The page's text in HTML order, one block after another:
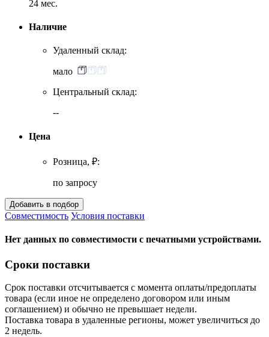
24 мес.
Наличие
Удаленный склад:
мало
Центральный склад:
--
Цена
Розница, ₽:
по запросу
Совместимость Условия поставки
Нет данных по совместимости с печатными устройствами.
Сроки поставки
Срок поставки отсчитывается с момента оплаты/предоплаты
товара (если иное не определено договором или иным
соглашением) и обычно не превышает недели.
Поставка товара в удаленные регионы, может увеличиться до
2 недель.